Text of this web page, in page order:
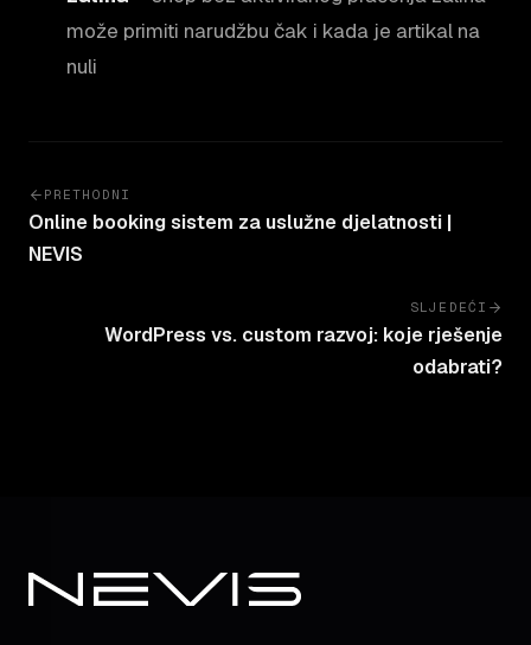
može primiti narudžbu čak i kada je artikal na
nuli
PRETHODNI
Online booking sistem za uslužne djelatnosti |
NEVIS
SLJEDEĆI
WordPress vs. custom razvoj: koje rješenje
odabrati?